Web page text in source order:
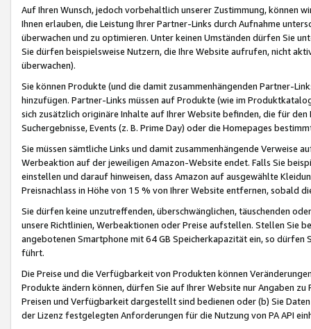
Auf Ihren Wunsch, jedoch vorbehaltlich unserer Zustimmung, können
Ihnen erlauben, die Leistung Ihrer Partner-Links durch Aufnahme
überwachen und zu optimieren. Unter keinen Umständen dürfen Sie
Sie dürfen beispielsweise Nutzern, die Ihre Website aufrufen, nicht
überwachen).
Sie können Produkte (und die damit zusammenhängenden Partner-
hinzufügen. Partner-Links müssen auf Produkte (wie im
sich zusätzlich originäre Inhalte auf Ihrer Website befinden, die für
Suchergebnisse, Events (z. B. Prime Day) oder die Homepages
Sie müssen sämtliche Links und damit zusammenhängende
Werbeaktion auf der jeweiligen Amazon-Website endet. Falls Sie
einstellen und darauf hinweisen, dass Amazon auf ausgewählte
Preisnachlass in Höhe von 15 % von Ihrer Website entfernen, sobald
Sie dürfen keine unzutreffenden, überschwänglichen, täuschenden
unsere Richtlinien, Werbeaktionen oder Preise aufstellen. Stellen Sie
angebotenen Smartphone mit 64 GB Speicherkapazität ein, so dürfen
führt.
Die Preise und die Verfügbarkeit von Produkten können
Produkte ändern können, dürfen Sie auf Ihrer Website nur Angaben
Preisen und Verfügbarkeit dargestellt sind bedienen oder (b) Sie
der Lizenz festgelegten Anforderungen für die Nutzung von PA API